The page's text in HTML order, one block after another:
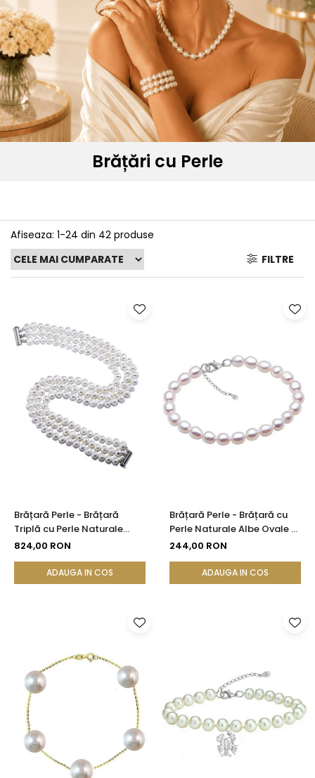
Seturi Perle cu Argint
Brățări cu Perle
Pandantive cu Perle
Brose cu Perle
Brățări cu Perle
Afiseaza: 1-24 din 42 produse
FILTRE
Brățară Perle - Brățară
Triplă cu Perle Naturale
Albe și Închizătoare din
824,00 RON
ADAUGA IN COS
Brățară Perle - Brățară cu
Perle Naturale Albe Ovale și
Închizătoare din Argint 925 |
244,00 RON
ADAUGA IN COS